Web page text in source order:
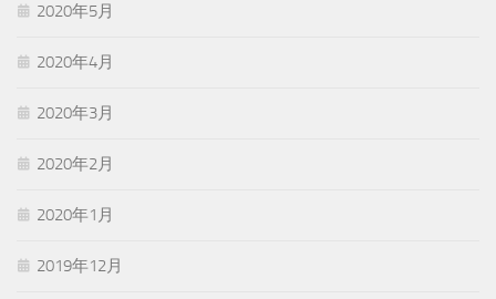
2020年5月
2020年4月
2020年3月
2020年2月
2020年1月
2019年12月